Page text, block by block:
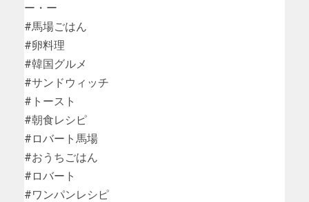
ー・ー
#馬場ごはん
#卵料理
#韓国グルメ
#サンドウィッチ
#トースト
#朝食レシピ
#ロバート馬場
#おうちごはん
#ロバート
#ワンパンレシピ